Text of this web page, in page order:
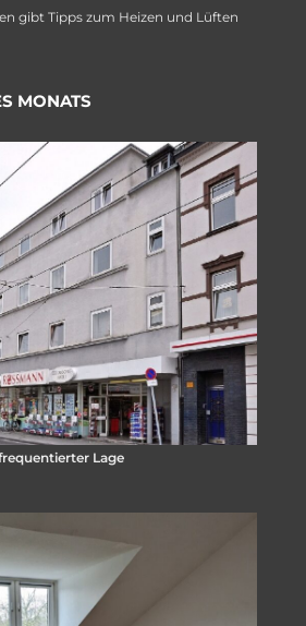
gibt Tipps zum Heizen und Lüften
MONATS
Lage